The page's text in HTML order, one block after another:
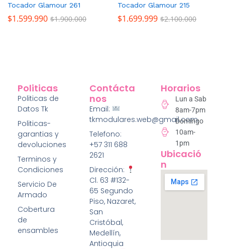
Tocador Glamour 261
$1.599.990 $1.900.000
Tocador Glamour 215
$1.699.999 $2.100.000
Politicas
Politicas de
Datos Tk
Politicas-
garantias y
devoluciones
Terminos y
Condiciones
Servicio De
Armado
Cobertura
de
ensambles
Contácta
Nos
Email:
tkmodulares.web@gmail.com
Telefono:
+57 311 688
2621
Dirección:
Cl. 63 #132-
65 Segundo
Piso, Nazaret,
San
Cristóbal,
Medellín,
Antioquia
Horarios
Lun a Sab
8am-7pm
Domingo
10am-
1pm
Ubicació
N